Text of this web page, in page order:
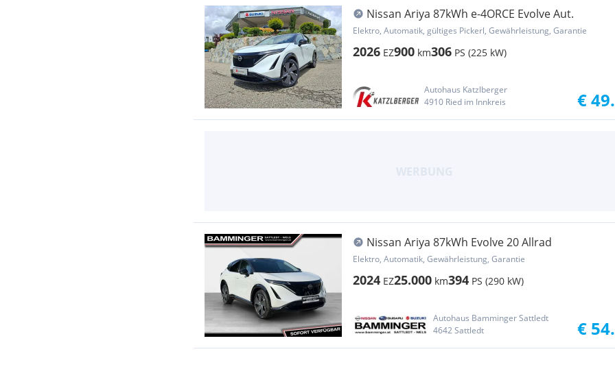
Nissan Ariya 87kWh e-4ORCE Evolve Aut.
Elektro, Automatik, gültiges Pickerl, Gewährleistung, Garantie
2026 EZ900 km306 PS (225 kW)
Autohaus Katzlberger
4910 Ried im Innkreis
€
Nissan Ariya 87kWh Evolve 20 Allrad
Elektro, Automatik, Gewährleistung, Garantie
2024 EZ25.000 km394 PS (290 kW)
Autohaus Bamminger Sattledt
4642 Sattledt
€